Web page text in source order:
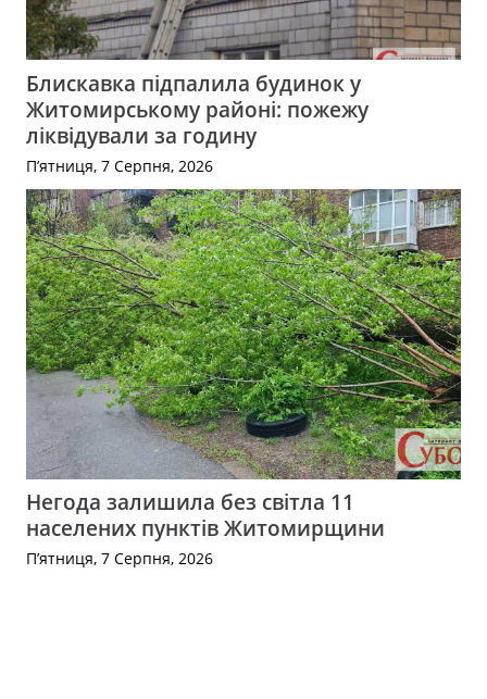
Блискавка підпалила будинок у
Житомирському районі: пожежу
ліквідували за годину
П’ятниця, 7 Серпня, 2026
Негода залишила без світла 11
населених пунктів Житомирщини
П’ятниця, 7 Серпня, 2026